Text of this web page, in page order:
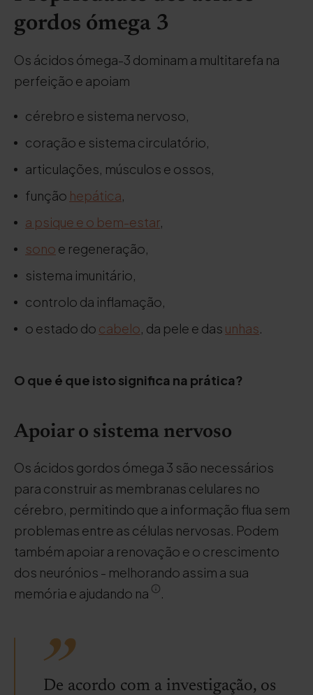
gordos ómega 3
Os ácidos ómega-3 dominam a multitarefa na
perfeição e apoiam
cérebro e sistema nervoso,
coração e sistema circulatório,
articulações, músculos e ossos,
função hepática,
a psique e o bem-estar,
sono e regeneração,
sistema imunitário,
controlo da inflamação,
o estado do cabelo, da pele e das unhas.
O que é que isto significa na prática?
Apoiar o sistema nervoso
Os ácidos gordos ómega 3 são necessários
para construir as membranas celulares no
cérebro, permitindo que a informação flua sem
problemas entre as células nervosas. Podem
também apoiar a renovação e o crescimento
dos neurónios - melhorando assim a sua
memória e ajudando na
.
De acordo com a investigação, os